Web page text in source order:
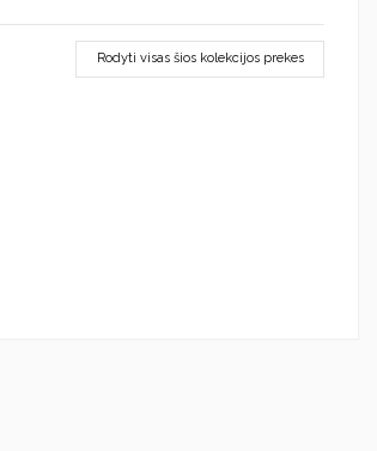
Rodyti visas šios kolekcijos prekes